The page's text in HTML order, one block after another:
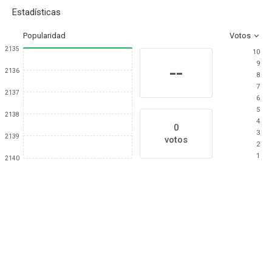
Estadísticas
Popularidad Votos
2135
2136
2137
2138
2139
2140
--
0
votos
10
9
8
7
6
5
4
3
2
1